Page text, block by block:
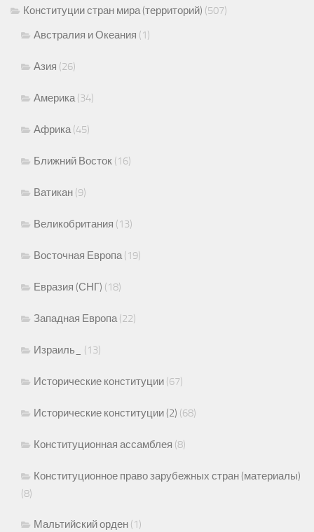
Конституции стран мира (территорий) (507)
Австралия и Океания (1)
Азия (26)
Америка(34)
Африка(45)
Ближний Восток (16)
Ватикан (9)
Великобритания (13)
Восточная Европа(19)
Евразия (СНГ) (18)
Западная Европа(22)
Израиль_ (13)
Исторические конституции (67)
Исторические конституции (2) (68)
Конституционная ассамблея (8)
Конституционное право зарубежных стран (материалы)
(8)
Мальтийский орден (1)